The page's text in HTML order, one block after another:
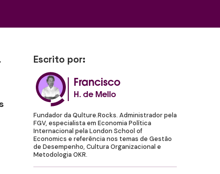
Escrito por:
Francisco
H. de Mello
Fundador da Qulture.Rocks. Administrador pela
FGV, especialista em Economia Política
Internacional pela London School of
Economics e referência nos temas de Gestão
de Desempenho, Cultura Organizacional e
Metodologia OKR.